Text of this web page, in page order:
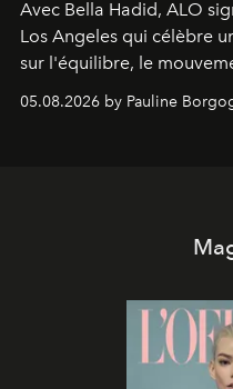
Avec Bella Hadid, ALO
Los Angeles qui célèbre
sur l'équilibre, le
05.08.2026 by Pauline